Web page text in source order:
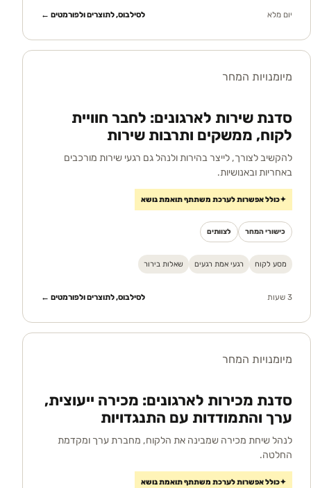
יום מלא לסילבוס, לתוצרים ולפורמטים ←
מיומנויות המחר
סדנת שירות לארגונים: לחבר חוויית
לקוח, ממשקים ותרבות שירות
להקשיב לצורך, לייצר בהירות ולנהל גם רגעי שירות מורכבים
באחריות ובאנושיות.
✦כולל אפשרות לערכת משתתף תואמת נושא
כישורי המחר לצוותים
מסע לקוח רגעי אמת רגעים שאלות בירור
3 שעות לסילבוס, לתוצרים ולפורמטים ←
מיומנויות המחר
סדנת מכירות לארגונים: מכירה ייעוצית,
ערך והתמודדות עם התנגדויות
לנהל שיחת מכירה שמבינה את הלקוח, מחברת ערך ומקדמת
החלטה.
✦כולל אפשרות לערכת משתתף תואמת נושא